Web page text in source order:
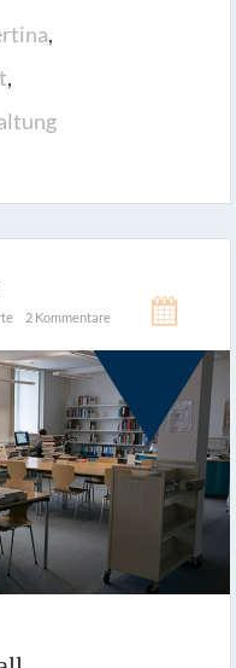
,
,
2 Kommentare